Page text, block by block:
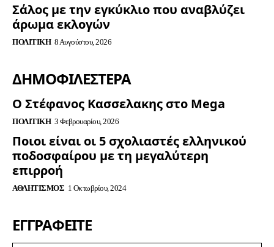
Σάλος με την εγκύκλιο που αναβλύζει
άρωμα εκλογών
ΠΟΛΙΤΙΚΉ 8 Αυγούστου, 2026
ΔΗΜΟΦΙΛΈΣΤΕΡΑ
Ο Στέφανος Κασσελακης στο Mega
ΠΟΛΙΤΙΚΉ 3 Φεβρουαρίου, 2026
Ποιοι είναι οι 5 σχολιαστές ελληνικού
ποδοσφαίρου με τη μεγαλύτερη
επιρροή
ΑΘΛΗΤΙΣΜΌΣ 1 Οκτωβρίου, 2024
ΕΓΓΡΑΦΕΊΤΕ